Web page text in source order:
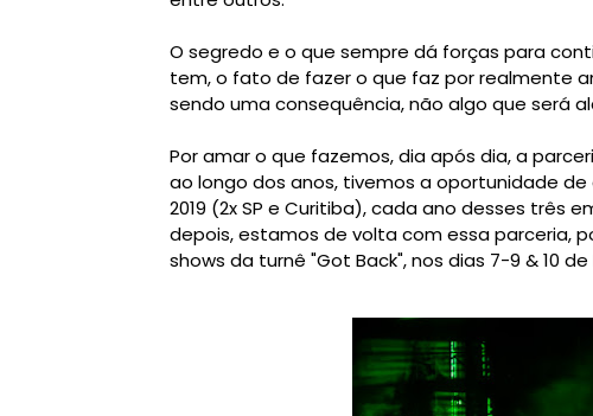
O segredo e o que sempre dá forças para
tem, o fato de fazer o que faz por realmente
sendo uma consequência, não algo que será
Por amar o que fazemos, dia após dia, a
ao longo dos anos, tivemos a oportunidade de
2019 (2x SP e Curitiba), cada ano desses três
depois, estamos de volta com essa parceria,
shows da turnê "Got Back", nos dias 7-9 & 10